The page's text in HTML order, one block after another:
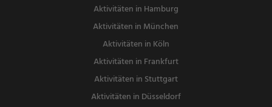
Aktivitäten in Hamburg
Aktivitäten in München
Aktivitäten in Köln
Aktivitäten in Frankfurt
Aktivitäten in Stuttgart
Aktivitäten in Düsseldorf